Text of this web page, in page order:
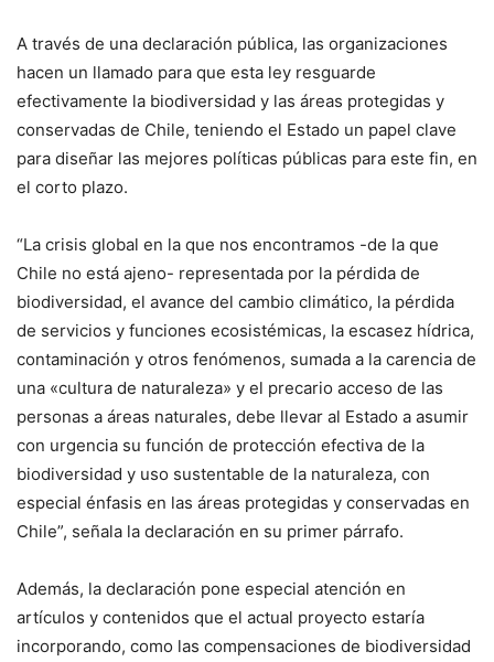
A través de una declaración pública, las organizaciones
hacen un llamado para que esta ley resguarde
efectivamente la biodiversidad y las áreas protegidas y
conservadas de Chile, teniendo el Estado un papel clave
para diseñar las mejores políticas públicas para este fin, en
el corto plazo.
“La crisis global en la que nos encontramos -de la que
Chile no está ajeno- representada por la pérdida de
biodiversidad, el avance del cambio climático, la pérdida
de servicios y funciones ecosistémicas, la escasez hídrica,
contaminación y otros fenómenos, sumada a la carencia de
una «cultura de naturaleza» y el precario acceso de las
personas a áreas naturales, debe llevar al Estado a asumir
con urgencia su función de protección efectiva de la
biodiversidad y uso sustentable de la naturaleza, con
especial énfasis en las áreas protegidas y conservadas en
Chile”, señala la declaración en su primer párrafo.
Además, la declaración pone especial atención en
artículos y contenidos que el actual proyecto estaría
incorporando, como las compensaciones de biodiversidad